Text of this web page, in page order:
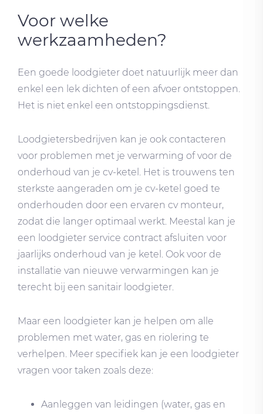
Voor welke
werkzaamheden?
Een goede loodgieter doet natuurlijk meer dan
enkel een lek dichten of een afvoer ontstoppen.
Het is niet enkel een ontstoppingsdienst.
Loodgietersbedrijven kan je ook contacteren
voor problemen met je verwarming of voor de
onderhoud van je cv-ketel. Het is trouwens ten
sterkste aangeraden om je cv-ketel goed te
onderhouden door een ervaren cv monteur,
zodat die langer optimaal werkt. Meestal kan je
een loodgieter service contract afsluiten voor
jaarlijks onderhoud van je ketel. Ook voor de
installatie van nieuwe verwarmingen kan je
terecht bij een sanitair loodgieter.
Maar een loodgieter kan je helpen om alle
problemen met water, gas en riolering te
verhelpen. Meer specifiek kan je een loodgieter
vragen voor taken zoals deze:
Aanleggen van leidingen (water, gas en